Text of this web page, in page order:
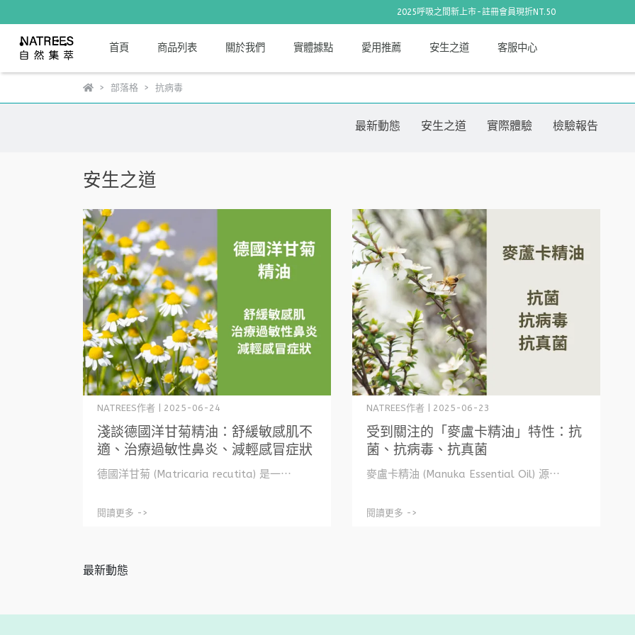
2025呼吸之間新上市-註冊會員現折NT.50
首頁 商品列表 關於我們 實體據點 愛用推薦 安生之道 客服中心
部落格 抗病毒
最新動態 安生之道 實際體驗 檢驗報告
安生之道
淺談德國洋甘菊精油：舒緩敏感肌不
適、治療過敏性鼻炎、減輕感冒症狀
NATREES作者 | 2025-06-24
德國洋甘菊 (Matricaria recutita) 是一⋯
閱讀更多 ->
受到關注的「麥盧卡精油」特性：抗
菌、抗病毒、抗真菌
NATREES作者 | 2025-06-23
麥盧卡精油 (Manuka Essential Oil) 源⋯
閱讀更多 ->
最新動態